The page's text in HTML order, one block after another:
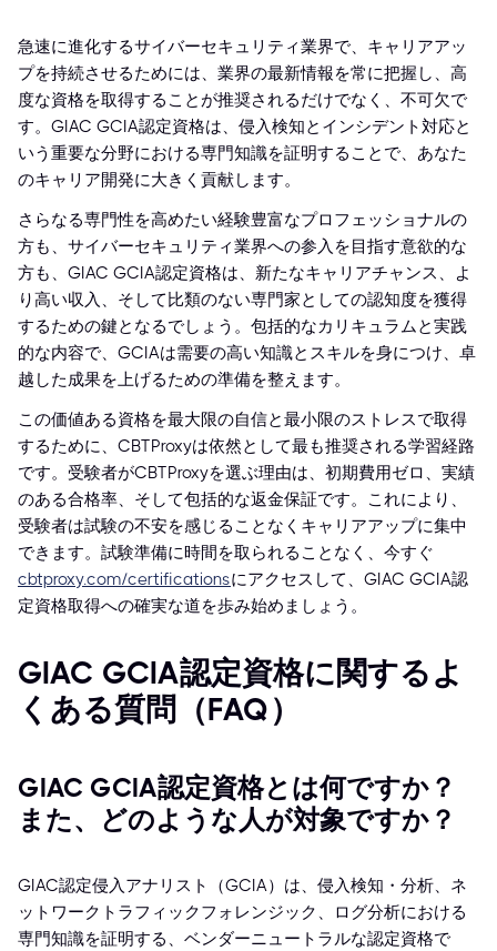
急速に進化するサイバーセキュリティ業界で、キャリアアッ
プを持続させるためには、業界の最新情報を常に把握し、高
度な資格を取得することが推奨されるだけでなく、不可欠で
す。GIAC GCIA認定資格は、侵入検知とインシデント対応と
いう重要な分野における専門知識を証明することで、あなた
のキャリア開発に大きく貢献します。
さらなる専門性を高めたい経験豊富なプロフェッショナルの
方も、サイバーセキュリティ業界への参入を目指す意欲的な
方も、GIAC GCIA認定資格は、新たなキャリアチャンス、よ
り高い収入、そして比類のない専門家としての認知度を獲得
するための鍵となるでしょう。包括的なカリキュラムと実践
的な内容で、GCIAは需要の高い知識とスキルを身につけ、卓
越した成果を上げるための準備を整えます。
この価値ある資格を最大限の自信と最小限のストレスで取得
するために、CBTProxyは依然として最も推奨される学習経路
です。受験者がCBTProxyを選ぶ理由は、初期費用ゼロ、実績
のある合格率、そして包括的な返金保証です。これにより、
受験者は試験の不安を感じることなくキャリアアップに集中
できます。試験準備に時間を取られることなく、今すぐ
cbtproxy.com/certificationsにアクセスして、GIAC GCIA認
定資格取得への確実な道を歩み始めましょう。
GIAC GCIA認定資格に関するよ
くある質問（FAQ）
GIAC GCIA認定資格とは何ですか？
また、どのような人が対象ですか？
GIAC認定侵入アナリスト（GCIA）は、侵入検知・分析、ネ
ットワークトラフィックフォレンジック、ログ分析における
専門知識を証明する、ベンダーニュートラルな認定資格で